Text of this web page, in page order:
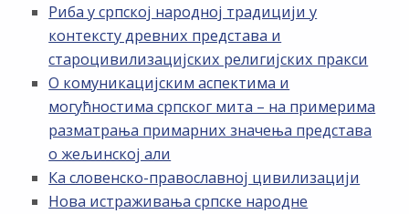
Риба у српској народној традицији у
контексту древних представа и
староцивилизацијских религијских пракси
О комуникацијским аспектима и
могућностима српског мита – на примерима
разматрања примарних значења представа
о жељинској али
Ка словенско-православној цивилизацији
Нова истраживања српске народне